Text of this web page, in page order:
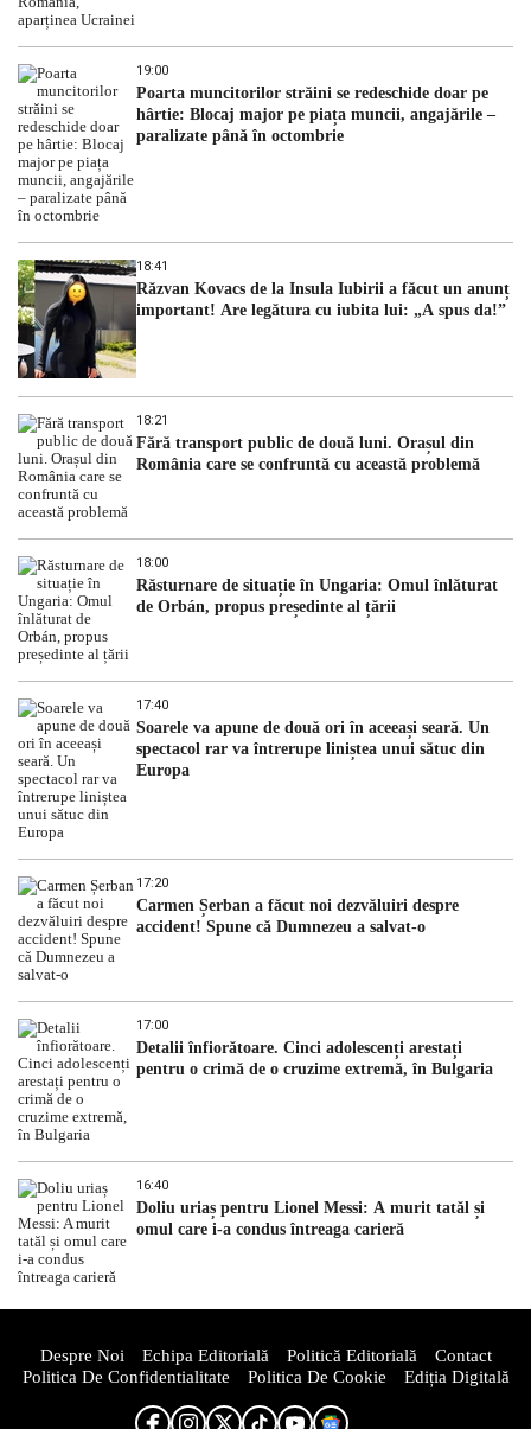
19:00
Poarta muncitorilor străini se redeschide doar pe
hârtie: Blocaj major pe piața muncii, angajările –
paralizate până în octombrie
18:41
Răzvan Kovacs de la Insula Iubirii a făcut un anunț
important! Are legătura cu iubita lui: „A spus da!”
18:21
Fără transport public de două luni. Orașul din
România care se confruntă cu această problemă
18:00
Răsturnare de situație în Ungaria: Omul înlăturat
de Orbán, propus președinte al țării
17:40
Soarele va apune de două ori în aceeași seară. Un
spectacol rar va întrerupe liniștea unui sătuc din
Europa
17:20
Carmen Șerban a făcut noi dezvăluiri despre
accident! Spune că Dumnezeu a salvat-o
17:00
Detalii înfiorătoare. Cinci adolescenți arestați
pentru o crimă de o cruzime extremă, în Bulgaria
16:40
Doliu uriaș pentru Lionel Messi: A murit tatăl și
omul care i-a condus întreaga carieră
Despre Noi Echipa Editorială Politică Editorială
Contact
Politica De Confidentialitate
Politica De Cookie Ediția Digitală